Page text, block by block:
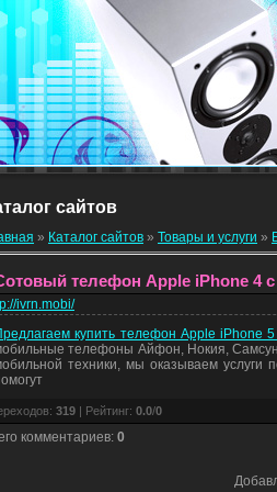
сайтов
» Каталог сайтов » Товары и услуги »
телефон Apple iPhone 4 с
ivrn.mobi/
купить телефон Apple iPhone 5
телефоны Айфон, Нокия,
техники, мы оказываем
: 319 | Рейтинг: 0.0/0
комментариев: 0